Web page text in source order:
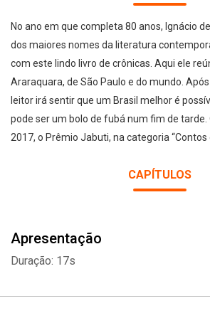
No ano em que completa 80 anos, Ignácio
dos maiores nomes da literatura
com este lindo livro de crônicas. Aqui ele
Araraquara, de São Paulo e do mundo.
leitor irá sentir que um Brasil melhor é
pode ser um bolo de fubá num fim de tarde.
2017, o Prêmio Jabuti, na categoria “Contos
CAPÍTULOS
Apresentação
Duração: 17s